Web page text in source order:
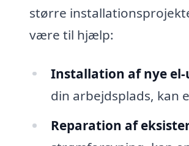
større
være til hjælp:
Installation af nye
din arbejdsplads, kan
Reparation af